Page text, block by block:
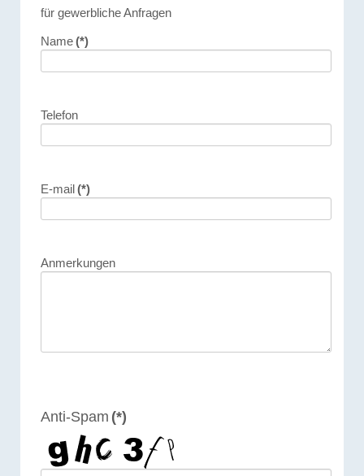
für gewerbliche Anfragen
Name(*)
Telefon
E-mail(*)
Anmerkungen
Anti-Spam (*)